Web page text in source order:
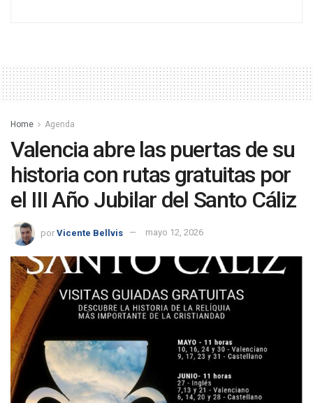
Home Agenda
Valencia abre las puertas de su
historia con rutas gratuitas por
el III Año Jubilar del Santo Cáliz
por Vicente Bellvis mayo 12, 2026